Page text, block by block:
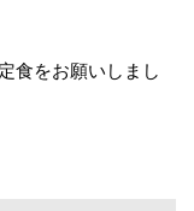
食をお願いしまし